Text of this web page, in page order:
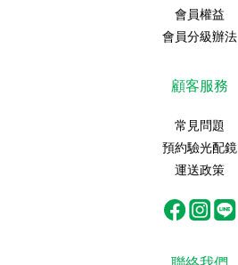
會員權益
會員分級辦法
顧客服務
常見問題
預約驗光配鏡
運送政策